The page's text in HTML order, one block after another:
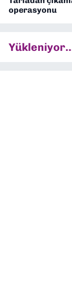
operasyonu